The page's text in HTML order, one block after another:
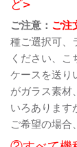
ご注意： ご注
種ご選択可、
ください、
ケースを送り
がガラス素材
いろあります
ご希望の場合